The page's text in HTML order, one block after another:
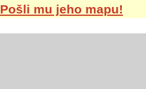
Pošli mu jeho mapu!